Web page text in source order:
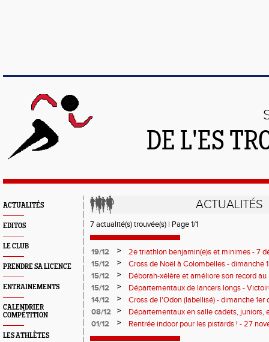
DE L'ES
ACTUALITÉS
EDITOS
LE CLUB
PRENDRE SA LICENCE
ENTRAINEMENTS
CALENDRIER
COMPÉTITION
LES ATHLÈTES
ACTUALITÉS
7 actualité(s) trouvée(s) | Page 1/1
19/12 >
2e triathlon benjamin(e)s et minimes - 7
15/12
>
Cross de Noël à Colombelles - dimanche
15/12
>
Déborah-xélère et améliore son record
15/12
>
Départementaux de lancers longs -
javelot (au scratch !) !
14/12 >
Cross de l'Odon (labellisé) - dimanche 1er
08/12
>
Départementaux en salle cadets, juniors,
- 8 décembre 2019
01/12 > Rentrée indoor pour les pistards ! - 27